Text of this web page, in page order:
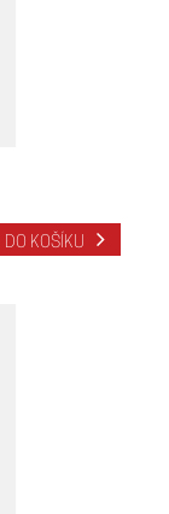
DO KOŠÍKU